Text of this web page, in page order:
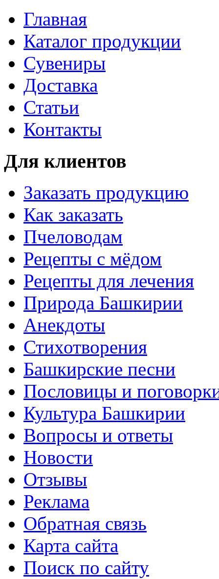
Главная
Каталог продукции
Сувениры
Доставка
Статьи
Контакты
Для клиентов
Заказать продукцию
Как заказать
Пчеловодам
Рецепты с мёдом
Рецепты для лечения
Природа Башкирии
Анекдоты
Стихотворения
Башкирские песни
Пословицы и
Культура Башкирии
Вопросы и ответы
Новости
Отзывы
Реклама
Обратная связь
Карта сайта
Поиск по сайту